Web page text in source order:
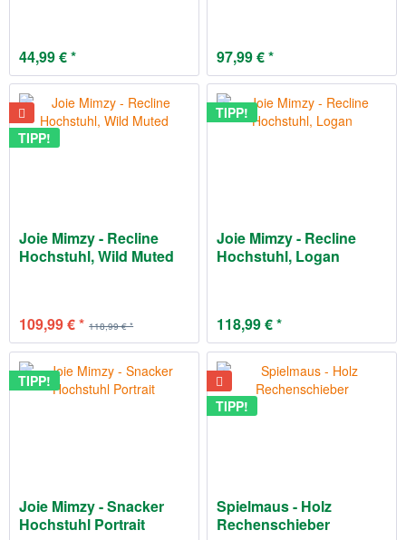
44,99 € * 97,99 € *
TIPP!
Joie Mimzy - Recline
Hochstuhl, Wild Muted
118,99 € *
109,99 € *
TIPP!
Joie Mimzy - Recline
Hochstuhl, Logan
118,99 € *
TIPP!
Joie Mimzy - Snacker
Hochstuhl Portrait
TIPP!
Spielmaus - Holz
Rechenschieber